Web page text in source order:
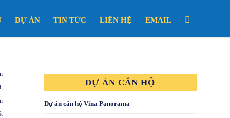
DỰ ÁN TIN TỨC LIÊN HỆ EMAIL
,
DỰ ÁN CĂN HỘ
Dự án căn hộ Vina Panorama